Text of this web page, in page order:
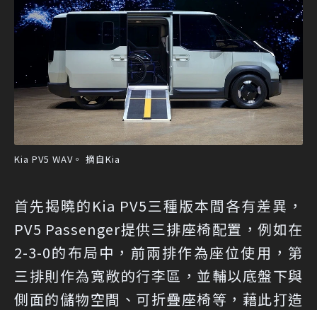
Kia PV5 WAV。 摘自Kia
首先揭曉的Kia PV5三種版本間各有差異，
PV5 Passenger提供三排座椅配置，例如在
2-3-0的布局中，前兩排作為座位使用，第
三排則作為寬敞的行李區，並輔以底盤下與
側面的儲物空間、可折疊座椅等，藉此打造